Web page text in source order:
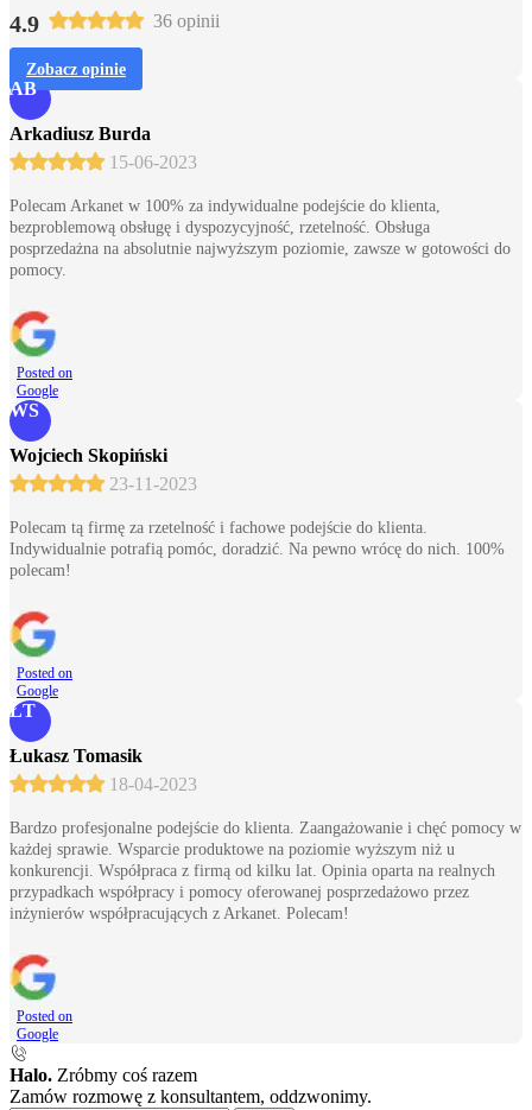
4.9 36 opinii
Zobacz opinie
AB
Arkadiusz Burda
15-06-2023
Polecam Arkanet w 100% za indywidualne podejście do klienta,
bezproblemową obsługę i dyspozycyjność, rzetelność. Obsługa
posprzedażna na absolutnie najwyższym poziomie, zawsze w gotowości do
pomocy.
Posted on
Google
WS
Wojciech Skopiński
23-11-2023
Polecam tą firmę za rzetelność i fachowe podejście do klienta.
Indywidualnie potrafią pomóc, doradzić. Na pewno wrócę do nich. 100%
polecam!
Posted on
Google
ŁT
Łukasz Tomasik
18-04-2023
Bardzo profesjonalne podejście do klienta. Zaangażowanie i chęć pomocy w
każdej sprawie. Wsparcie produktowe na poziomie wyższym niż u
konkurencji. Współpraca z firmą od kilku lat. Opinia oparta na realnych
przypadkach współpracy i pomocy oferowanej posprzedażowo przez
inżynierów współpracujących z Arkanet. Polecam!
Posted on
Google
Halo. Zróbmy coś razem
Zamów rozmowę z konsultantem, oddzwonimy.